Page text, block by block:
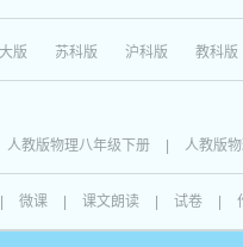
版 苏科版 沪科版 教科版
人教版物理八年级下册 人教版
微课 课文朗读 试卷